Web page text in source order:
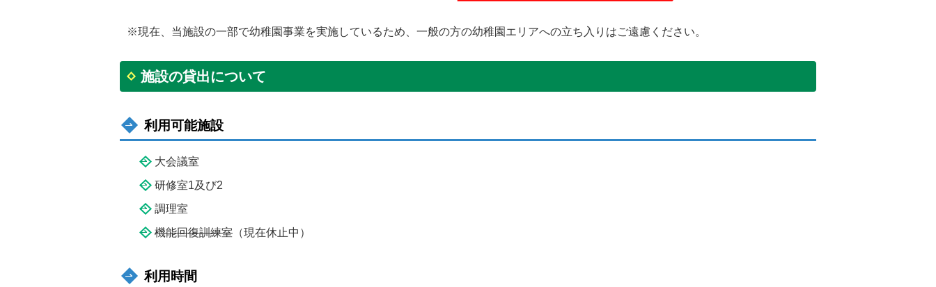
※現在、当施設の一部で幼稚園事業を実施しているため、一般の方の幼稚園エリアへの立ち入りはご遠慮ください。
施設の貸出について
利用可能施設
大会議室
研修室1及び2
調理室
機能回復訓練室 （現在休止中）
利用時間